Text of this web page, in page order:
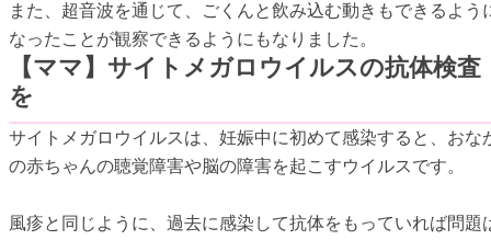
また、超音波を通じて、ごくんと飲み込む動きもできるよう
なったことが観察できるようにもなりました。
【ママ】サイトメガロウイルスの抗体検査
を
サイトメガロウイルスは、妊娠中に初めて感染すると、おな
の赤ちゃんの聴覚障害や脳の障害を起こすウイルスです。
風疹と同じように、過去に感染して抗体をもっていれば問題